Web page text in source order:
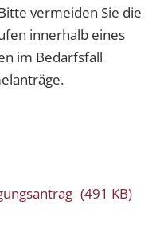
vermeiden Sie die
innerhalb eines
im Bedarfsfall
(491 KB)